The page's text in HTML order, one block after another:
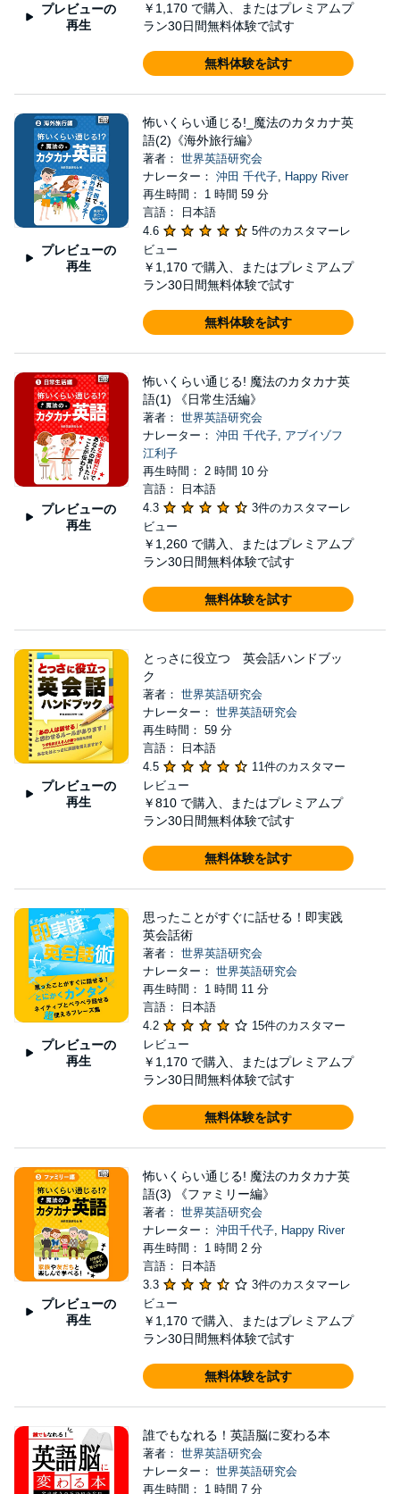
プレビューの
再生
￥1,170 で購入、またはプレミアムプ
ラン30日間無料体験で試す
無料体験を試す
プレビューの
再生
怖いくらい通じる!_魔法のカタカナ英
語(2)《海外旅行編》
著者： 世界英語研究会
ナレーター： 沖田 千代子, Happy River
再生時間： 1 時間 59 分
言語： 日本語
4.6
5件のカスタマーレ
ビュー
￥1,170 で購入、またはプレミアムプ
ラン30日間無料体験で試す
無料体験を試す
プレビューの
再生
怖いくらい通じる! 魔法のカタカナ英
語(1) 《日常生活編》
著者： 世界英語研究会
ナレーター： 沖田 千代子, アブイゾフ
江利子
再生時間： 2 時間 10 分
言語： 日本語
4.3
3件のカスタマーレ
ビュー
￥1,260 で購入、またはプレミアムプ
ラン30日間無料体験で試す
無料体験を試す
プレビューの
再生
とっさに役立つ 英会話ハンドブッ
ク
著者： 世界英語研究会
ナレーター： 世界英語研究会
再生時間： 59 分
言語： 日本語
4.5
11件のカスタマー
レビュー
￥810 で購入、またはプレミアムプ
ラン30日間無料体験で試す
無料体験を試す
プレビューの
再生
思ったことがすぐに話せる！即実践
英会話術
著者： 世界英語研究会
ナレーター： 世界英語研究会
再生時間： 1 時間 11 分
言語： 日本語
4.2
15件のカスタマー
レビュー
￥1,170 で購入、またはプレミアムプ
ラン30日間無料体験で試す
無料体験を試す
プレビューの
再生
怖いくらい通じる! 魔法のカタカナ英
語(3) 《ファミリー編》
著者： 世界英語研究会
ナレーター： 沖田千代子, Happy River
再生時間： 1 時間 2 分
言語： 日本語
3.3
3件のカスタマーレ
ビュー
￥1,170 で購入、またはプレミアムプ
ラン30日間無料体験で試す
無料体験を試す
誰でもなれる！英語脳に変わる本
著者： 世界英語研究会
ナレーター： 世界英語研究会
再生時間： 1 時間 7 分